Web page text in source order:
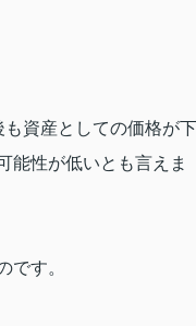
資産としての価格が下
能性が低いとも言えま
です。